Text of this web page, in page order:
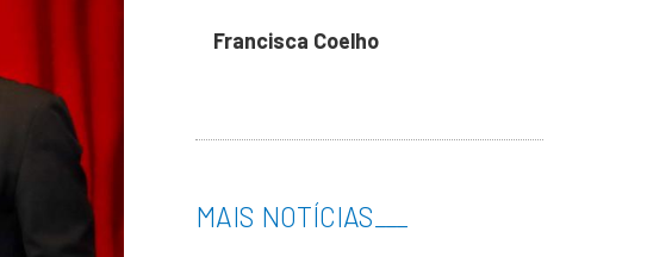
Francisca Coelho
MAIS NOTÍCIAS